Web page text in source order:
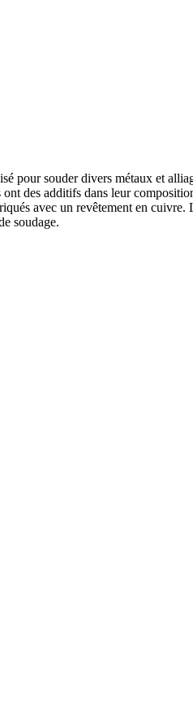
pour souder divers métaux et
des additifs dans leur
avec un revêtement en
soudage.